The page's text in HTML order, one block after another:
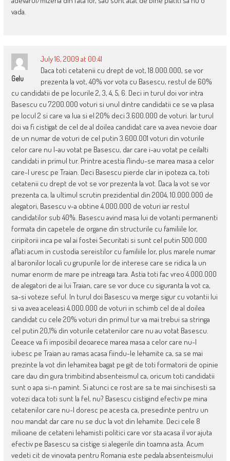
vada.
Gelu
July 16, 2009 at 00:41
Daca toti cetatenii cu drept de vot, 18.000.000, se vor
prezenta la vot, 40% vor vota cu Basescu, restul de 60%
cu candidatii de pe locurile 2, 3, 4, 5, 6. Deci in turul doi vor intra
Basescu cu 7.200.000 voturi si unul dintre candidatii ce se va plasa
pe locul 2 si care va lua si el 20% deci 3.600.000 de voturi. Iar turul
doi va fi cistigat de cel de al doilea candidat care va avea nevoie doar
de un numar de voturi de cel putin 3.600.001 voturi din voturile
celor care nu l-au votat pe Basescu, dar care i-au votat pe ceilalti
candidati in primul tur. Printre acestia flindu-se marea masa a celor
care-l uresc pe Traian. Deci Basescu pierde clar in ipoteza ca, toti
cetatenii cu drept de vot se vor prezenta la vot. Daca la vot se vor
prezenta ca, la ultimul scrutin prezidential din 2004, 10.000.000 de
alegatori, Basescu v-a obtine 4.000.000 de voturi iar restul
candidatilor sub 40%. Basescu avind masa lui de votanti permanenti
formata din capetele de organe din structurile cu familiile lor,
ciripitorii inca pe val ai fostei Securitati si sunt cel putin 500.000
aflati acum in custodia sereistilor cu familiile lor, plus marele numar
al baronilor locali cu grupurile lor de interese care se ridica la un
numar enorm de mare pe intreaga tara. Astia toti fac vreo 4.000.000
de alegatori de ai lui Traian, care se vor duce cu siguranta la vot ca,
sa-si voteze seful. In turul doi Basescu va merge sigur cu votantii lui
si va avea aceleasi 4.000.000 de voturi in schimb cel de al doilea
candidat cu cele 20% voturi din primul tur va mai trebui sa stringa
cel putin 20,1% din voturile cetatenilor care nu au votat Basescu.
Ceeace va fi imposibil deoarece marea masa a celor care nu-l
iubesc pe Traian au ramas acasa fiindu-le lehamite ca, sa se mai
prezinte la vot din lehamitea bagat pe git de toti formatorii de opinie
care dau din gura trimbitind absenteismul ca, oricum toti candidatii
sunt o apa si-n pamint. Si atunci ce rost are sa te mai sinchisesti sa
votezi daca toti sunt la fel, nu? Basescu cistigind efectiv pe mina
cetatenilor care nu-l doresc pe acesta ca, presedinte pentru un
nou mandat dar care nu se duc la vot din lehamite. Deci cele 8
milioane de cetateni lehamisti politici care vor sta acasa il vor ajuta
efectiv pe Basescu sa cistige si alegerile din toamna asta. Acum
vedeti cit de vinovata pentru Romania este pedala absenteismului